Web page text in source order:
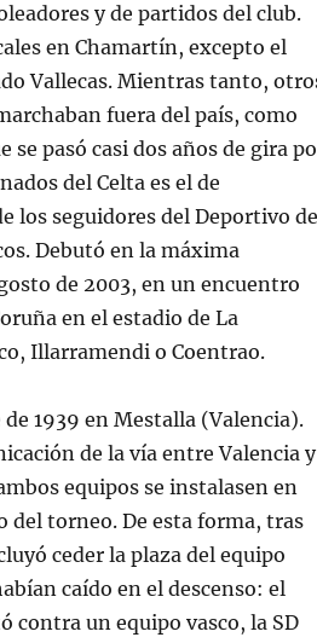
y de partidos del club.
en Chamartín, excepto el
Vallecas. Mientras tanto,
fuera del país, como
se pasó casi dos años de gira
del Celta es el de
los seguidores del Deportivo de
Debutó en la máxima
de 2003, en un encuentro
en el estadio de La
Illarramendi o Coentrao.
1939 en Mestalla (Valencia).
de la vía entre Valencia y
equipos se instalasen en
del torneo. De esta forma, tras
ceder la plaza del equipo
caído en el descenso: el
contra un equipo vasco, la SD